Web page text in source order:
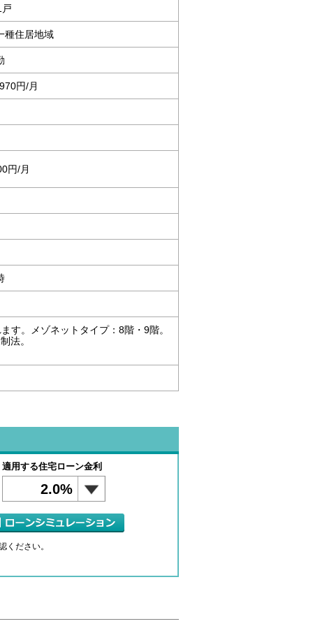
種住居地域
円/月
円/月
す。メゾネットタイプ：8階・9階。
法。
適用する住宅ローン金利
2.0%
ださい。